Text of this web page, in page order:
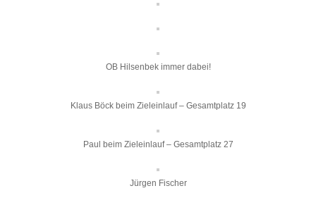
OB Hilsenbek immer dabei!
Klaus Böck beim Zieleinlauf – Gesamtplatz 19
Paul beim Zieleinlauf – Gesamtplatz 27
Jürgen Fischer